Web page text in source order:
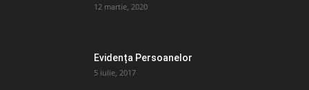
12 martie, 2020
Evidența Persoanelor
5 iulie, 2017